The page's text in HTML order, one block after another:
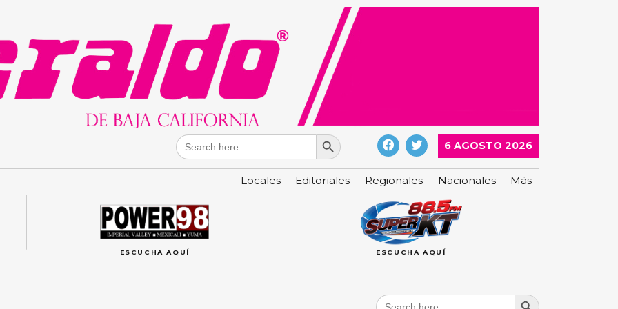
Search
for:
Search Button
6 AGOSTO 2026
Locales Editoriales Regionales Nacionales Más
ESCUCHA AQUÍ ESCUCHA AQUÍ
Search
Search Button